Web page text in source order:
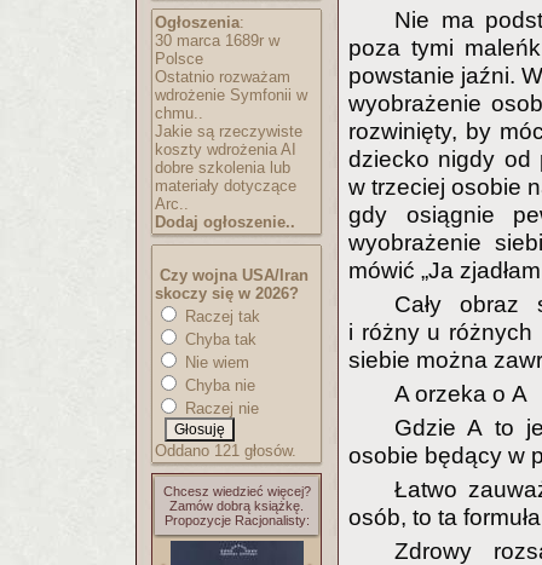
Ogłoszenia:
30 marca 1689r w
Polsce
Ostatnio rozważam
wdrożenie Symfonii w
chmu..
Jakie są rzeczywiste
koszty wdrożenia AI
dobre szkolenia lub
materiały dotyczące
Arc..
Dodaj ogłoszenie..
Czy wojna USA/Iran
skoczy się w 2026?
Raczej tak
Chyba tak
Nie wiem
Chyba nie
Raczej nie
Oddano 121 głosów.
Chcesz wiedzieć więcej?
Zamów dobrą książkę.
Propozycje Racjonalisty:
Nie ma
poza tymi
powstanie jaźni.
wyobrażenie
rozwinięty, by
dziecko nigdy od
w trzeciej osobie
gdy osiągnie
wyobrażenie
mówić „Ja
Cały obraz
i różny u różnych
siebie można
A orzeka o A
Gdzie A to
osobie będący w
Łatwo
osób, to ta
Zdrowy